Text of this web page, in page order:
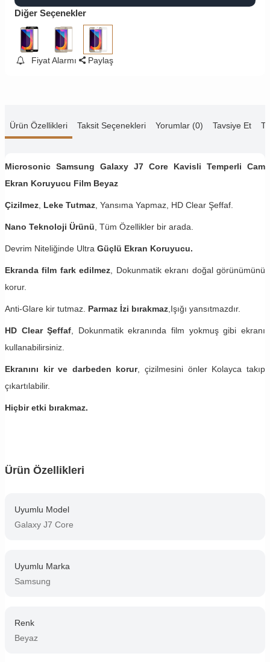
Diğer Seçenekler
Fiyat Alarmı Paylaş
Ürün Özellikleri Taksit Seçenekleri Yorumlar (0) Tavsiye Et
Microsonic Samsung Galaxy J7 Core Kavisli Temperli Cam
Ekran Koruyucu Film Beyaz
Çizilmez Leke Tutmaz , Yansıma Yapmaz, HD Clear Şeffaf.
Nano Teknoloji Ürünü , Tüm Özellikler bir arada.
Devrim Niteliğinde Ultra Güçlü Ekran Koruyucu.
Ekranda film fark edilmez , Dokunmatik ekranı doğal görünümünü
korur.
Anti-Glare kir tutmaz. Parmaz İzi bırakmaz ,Işığı yansıtmazdır.
HD Clear Şeffaf , Dokunmatik ekranında film yokmuş gibi ekranı
kullanabilirsiniz.
Ekranını kir ve darbeden korur, çizilmesini önler Kolayca takıp
çıkartılabilir.
Hiçbir etki bırakmaz.
Ürün Özellikleri
Uyumlu Model
Galaxy J7 Core
Uyumlu Marka
Samsung
Renk
Beyaz